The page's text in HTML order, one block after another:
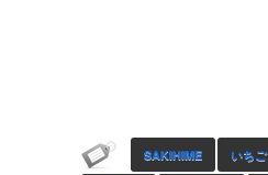
SAKIHIME いちご